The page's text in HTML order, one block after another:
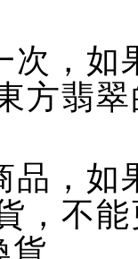
次，如
方翡
品，
，不
。